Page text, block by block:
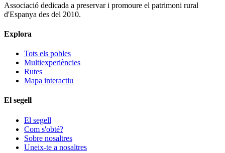
Associació dedicada a preservar i promoure el patrimoni rural
d'Espanya des del 2010.
Explora
Tots els pobles
Multiexperiències
Rutes
Mapa interactiu
El segell
El segell
Com s'obté?
Sobre nosaltres
Uneix-te a nosaltres